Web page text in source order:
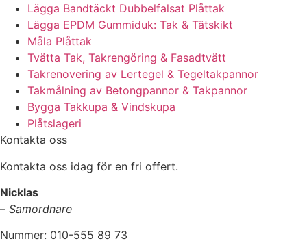
Lägga Bandtäckt Dubbelfalsat Plåttak
Lägga EPDM Gummiduk: Tak & Tätskikt
Måla Plåttak
Tvätta Tak, Takrengöring & Fasadtvätt
Takrenovering av Lertegel & Tegeltakpannor
Takmålning av Betongpannor & Takpannor
Bygga Takkupa & Vindskupa
Plåtslageri
Kontakta oss
Kontakta oss idag för en fri offert.
Nicklas
– Samordnare
Nummer: 010-555 89 73